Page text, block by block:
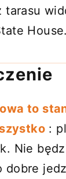
tarasu
House.
to
:
Nie
dobre